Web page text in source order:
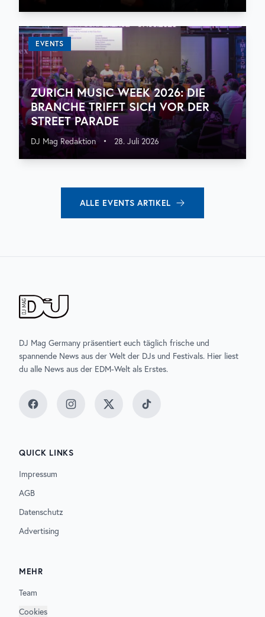
EVENTS
ZURICH MUSIC WEEK 2026: DIE
BRANCHE TRIFFT SICH VOR DER
STREET PARADE
DJ Mag Redaktion • 28. Juli 2026
ALLE EVENTS ARTIKEL
DJ Mag Germany präsentiert euch täglich frische und
spannende News aus der Welt der DJs und Festivals. Hier liest
du alle News aus der EDM-Welt als Erstes.
FacebookInstagramTwitter TikTok
QUICK LINKS
Impressum
AGB
Datenschutz
Advertising
MEHR
Team
Cookies